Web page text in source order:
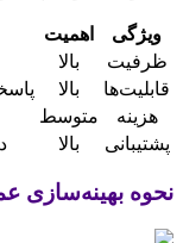
ویژگی اهمیت
ظرفیت
بالا
قابلیت‌ها
بالا
هزینه
متوسط
پشتیبانی
بالا
نحوه بهینه‌سازی